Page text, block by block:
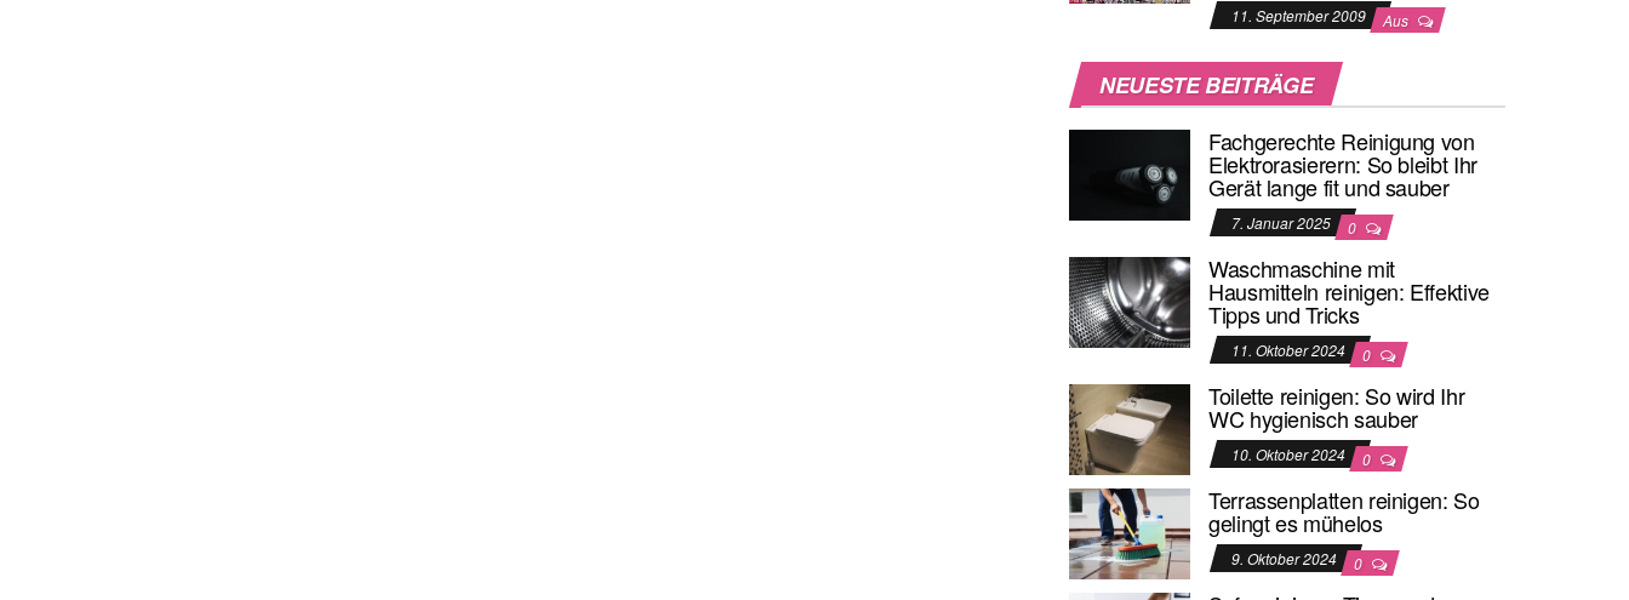
11. September 2009 Aus
NEUESTE BEITRÄGE
Fachgerechte Reinigung von
Elektrorasierern: So bleibt Ihr
Gerät lange fit und sauber
7. Januar 2025 0
Waschmaschine mit
Hausmitteln reinigen: Effektive
Tipps und Tricks
11. Oktober 2024 0
Toilette reinigen: So wird Ihr
WC hygienisch sauber
10. Oktober 2024 0
Terrassenplatten reinigen: So
gelingt es mühelos
9. Oktober 2024 0